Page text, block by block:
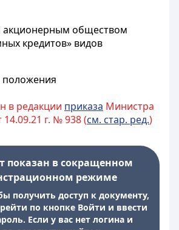
акционерным обществом
кредитов» видов
в редакции приказа Министра
г. № 938 (см. стар. ред.)
показан в сокращенном
режиме
получить доступ к документу,
по кнопке Войти и ввести
Если у вас нет логина и